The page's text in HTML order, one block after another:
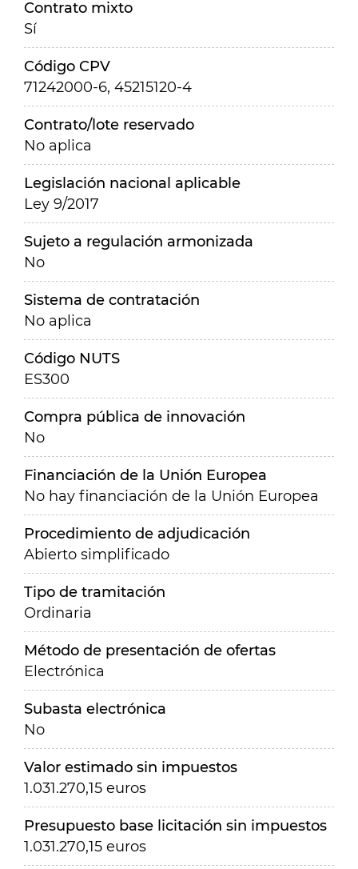
Contrato mixto
Sí
Código CPV
71242000-6, 45215120-4
Contrato/lote reservado
No aplica
Legislación nacional aplicable
Ley 9/2017
Sujeto a regulación armonizada
No
Sistema de contratación
No aplica
Código NUTS
ES300
Compra pública de innovación
No
Financiación de la Unión Europea
No hay financiación de la Unión Europea
Procedimiento de adjudicación
Abierto simplificado
Tipo de tramitación
Ordinaria
Método de presentación de ofertas
Electrónica
Subasta electrónica
No
Valor estimado sin impuestos
1.031.270,15 euros
Presupuesto base licitación sin impuestos
1.031.270,15 euros